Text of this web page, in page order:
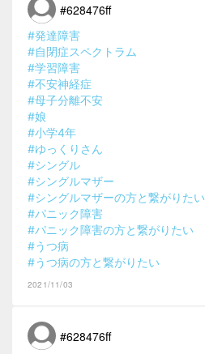
#628476ff
#発達障害
#自閉症スペクトラム
#学習障害
#不安神経症
#母子分離不安
#娘
#小学4年
#ゆっくりさん
#シングル
#シングルマザー
#シングルマザーの方と繋がりたい
#パニック障害
#パニック障害の方と繋がりたい
#うつ病
#うつ病の方と繋がりたい
2021/11/03
#628476ff